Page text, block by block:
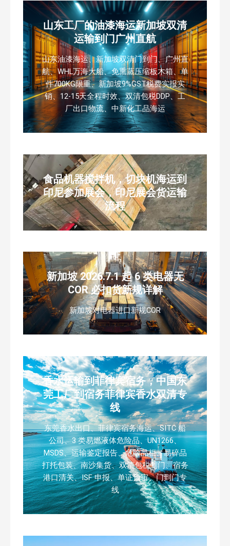
山东工厂的油漆海运新加坡双清
运输到门广州直航
山东油漆海运、新加坡双清门到门、广州直
航、WHL万海大船、免熏蒸压缩板木箱、单
件700KG限重、新加坡9%GST税费实报实
销、12-15天全程时效、双清包税DDP、工
厂出口物流、中新化工品海运
食品机器搅拌机，切块机海运到
印尼参加展会，印尼展会货运输
流程
新加坡 2026.7.1 起 6 类电器无
COR 必扣货新规详解
新加坡对电器进口新规COR
香水运输到菲律宾宿务，中国东
莞工厂到宿务菲律宾香水双清专
线
东莞香水出口、菲律宾宿务海运、SITC 船
公司、3 类易燃液体危险品、UN1266、
MSDS、运输鉴定报告、危险品柜、易碎品
打托包装、南沙集货、双清包税到门、宿务
港口清关、ISF 申报、单证预审、门到门专
线